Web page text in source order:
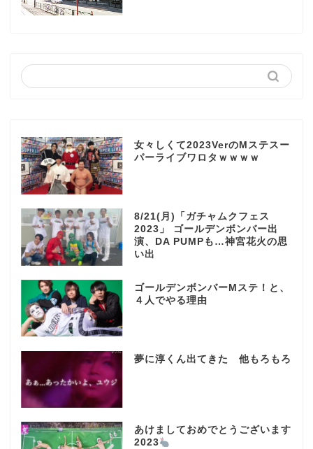
女々しくて2023VerのMステスー
パーライブワロタｗｗｗｗ
8/21(月)「ガチャムクフェス
2023」 ゴールデンボンバー出
演、DA PUMPも…神宮花火の思
い出
ゴールデンボンバーMステ！と、
４人でやる理由
夢に淳くん出てきた 他もろもろ
あけましておめでとうございます
2023